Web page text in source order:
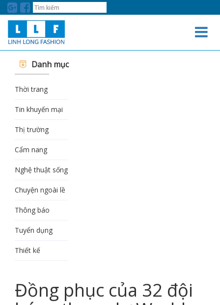
Danh mục
Thời trang
Tin khuyến mại
Thị trường
Cẩm nang
Nghệ thuật sống
Chuyện ngoài lề
Thông báo
Tuyển dụng
Thiết kế
Đồng phục của 32 đội